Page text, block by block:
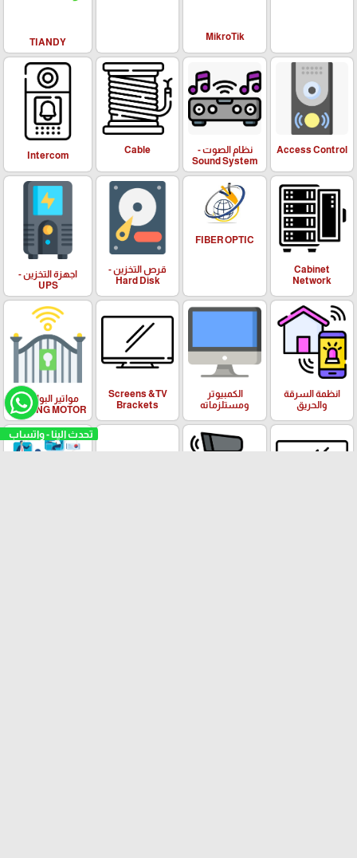
تحدث
MikroTik
TIANDY
Access Control
نظام الصوت -
Sound System
Cable
Intercom
Cabinet
Network
FIBER OPTIC
قرص التخزين -
Hard Disk
اجهزة التخزين -
UPS
انظمة السرقة
والحريق
الكمبيوتر
ومستلزماته
Screens &TV
Brackets
مواتير البوابات -
SLIDING MOTOR